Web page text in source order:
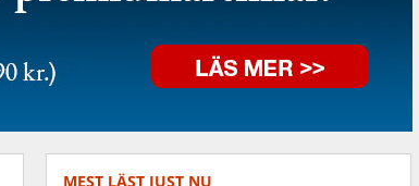
MEST LÄST JUST NU